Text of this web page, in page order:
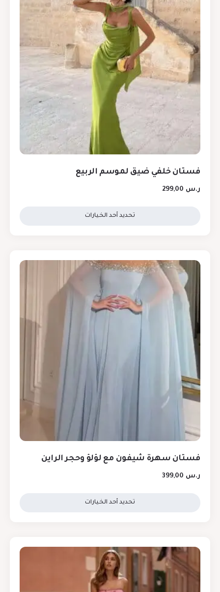
فستان خلفي ضيق لموسم الربيع
ر.س
تحديد أحد الخيارات
فستان سهرة شيفون مع لؤلؤ وحجر الراين
ر.س
تحديد أحد الخيارات